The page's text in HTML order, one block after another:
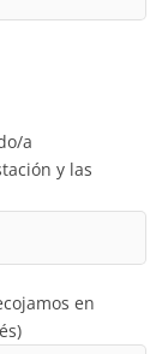
a
y las
en